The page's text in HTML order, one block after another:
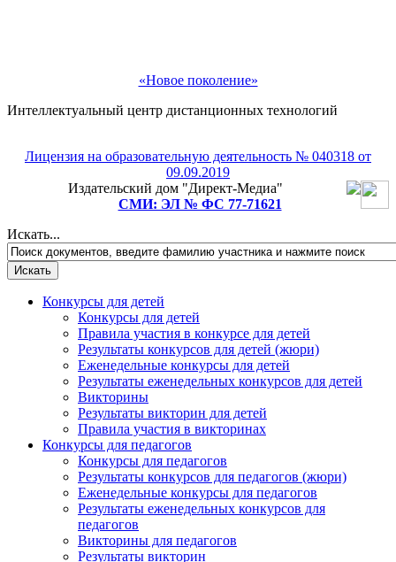
«Новое поколение»
Интеллектуальный центр дистанционных технологий
Лицензия на образовательную деятельность № 040318 от
09.09.2019
Издательский дом "Директ-Медиа"
СМИ: ЭЛ № ФС 77-71621
Искать...
Конкурсы для детей
Конкурсы для детей
Правила участия в конкурсе для детей
Результаты конкурсов для детей (жюри)
Еженедельные конкурсы для детей
Результаты еженедельных конкурсов для детей
Викторины
Результаты викторин для детей
Правила участия в викторинах
Конкурсы для педагогов
Конкурсы для педагогов
Результаты конкурсов для педагогов (жюри)
Еженедельные конкурсы для педагогов
Результаты еженедельных конкурсов для
педагогов
Викторины для педагогов
Рады приветствовать Вас!
Подпишитесь на рассылку и мы подарим Вам
бесплатное участие в любом педагогическом или
детском конкурсе на выбор!